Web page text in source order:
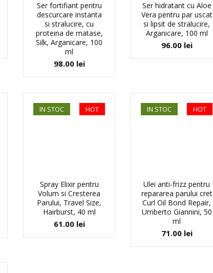
Ser fortifiant pentru
descurcare instanta
si stralucire, cu
proteina de matase,
Silk, Arganicare, 100
ml
98.00 lei
Ser hidratant cu Aloe
Vera pentru par uscat
si lipsit de stralucire,
Arganicare, 100 ml
96.00 lei
HOT
IN STOC
Spray Elixir pentru
Volum si Cresterea
Parului, Travel Size,
Hairburst, 40 ml
61.00 lei
HOT
IN STOC
Ulei anti-frizz pentru
repararea parului cret
Curl Oil Bond Repair,
Umberto Giannini, 50
ml
71.00 lei